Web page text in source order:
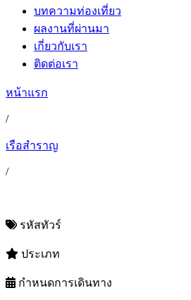
บทความท่องเที่ยว
ผลงานที่ผ่านมา
เกี่ยวกับเรา
ติดต่อเรา
หน้าแรก
/
เรือสำราญ
/
รหัสทัวร์
ประเภท
กำหนดการเดินทาง